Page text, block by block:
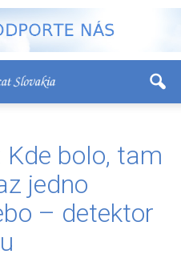
bolo, tam
jedno
– detektor
+